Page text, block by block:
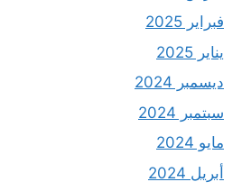
فبراير 2025
يناير 2025
ديسمبر 2024
سبتمبر 2024
مايو 2024
أبريل 2024